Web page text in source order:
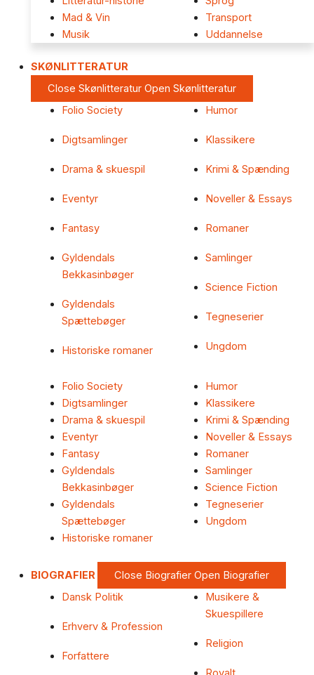
Mad & Vin
Musik
Transport
Uddannelse
SKØNLITTERATUR
Close Skønlitteratur Open Skønlitteratur
Folio Society
Digtsamlinger
Drama & skuespil
Eventyr
Fantasy
Gyldendals
Bekkasinbøger
Gyldendals
Spættebøger
Historiske romaner
Humor
Klassikere
Krimi & Spænding
Noveller & Essays
Romaner
Samlinger
Science Fiction
Tegneserier
Ungdom
Folio Society
Digtsamlinger
Drama & skuespil
Eventyr
Fantasy
Gyldendals
Bekkasinbøger
Gyldendals
Spættebøger
Historiske romaner
Humor
Klassikere
Krimi & Spænding
Noveller & Essays
Romaner
Samlinger
Science Fiction
Tegneserier
Ungdom
BIOGRAFIER Close Biografier Open Biografier
Dansk Politik
Erhverv & Profession
Forfattere
Musikere &
Skuespillere
Religion